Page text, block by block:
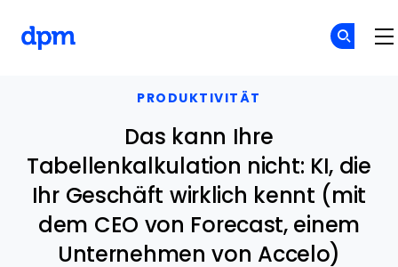
PRODUKTIVITÄT
Das kann Ihre
Tabellenkalkulation nicht: KI, die
Ihr Geschäft wirklich kennt (mit
dem CEO von Forecast, einem
Unternehmen von Accelo)